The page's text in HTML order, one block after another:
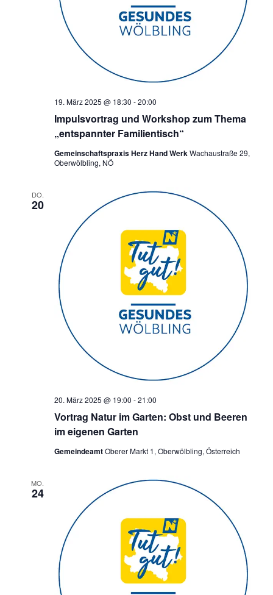
Impulsvortrag und Workshop zum Thema
„entspannter Familientisch“
19. März 2025 @ 18:30 -20:00
Gemeinschaftspraxis Herz Hand WerkWachaustraße 29,
Oberwölbling, NÖ
DO.
20
Vortrag Natur im Garten: Obst und Beeren
im eigenen Garten
20. März 2025 @ 19:00 -21:00
GemeindeamtOberer Markt 1, Oberwölbling, Österreich
MO.
24